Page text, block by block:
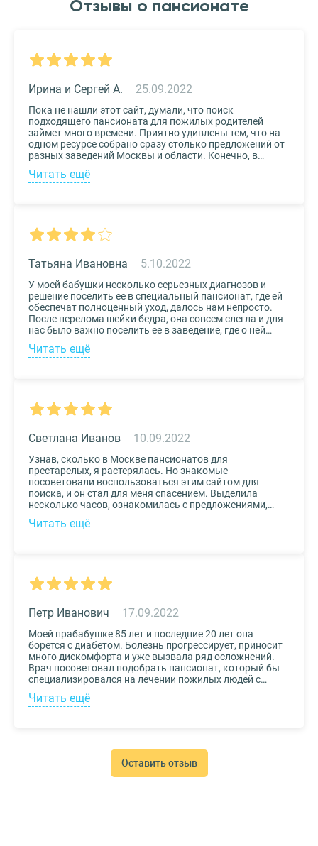
Отзывы о пансионате
25.09.2022
Ирина и Сергей А.
Пока не нашли этот сайт, думали, что поиск
подходящего пансионата для пожилых родителей
займет много времени. Приятно удивлены тем, что на
одном ресурсе собрано сразу столько предложений от
разных заведений Москвы и области. Конечно, в
приоритете был выбор по месту расположения –
хотелось бы, чтоб пансионат находился недалеко от
подробная, что определиться на наиболее подходящем
сервис!
Читать ещё
5.10.2022
Татьяна Ивановна
У моей бабушки несколько серьезных диагнозов и
решение поселить ее в специальный пансионат, где ей
обеспечат полноценный уход, далось нам непросто.
После перелома шейки бедра, она совсем слегла и для
нас было важно поселить ее в заведение, где о ней
будут заботиться круглосуточно. Остановили выбор
на реабилитационном центре Медвежьи Озера
Читать ещё
10.09.2022
Светлана Иванов
Узнав, сколько в Москве пансионатов для
престарелых, я растерялась. Но знакомые
посоветовали воспользоваться этим сайтом для
поиска, и он стал для меня спасением. Выделила
несколько часов, ознакомилась с предложениями,
доступными мне по цене и месту расположения и
выбрала два варианта. Связалась с администрацией
Читать ещё
17.09.2022
Петр Иванович
Моей прабабушке 85 лет и последние 20 лет она
борется с диабетом. Болезнь прогрессирует, приносит
много дискомфорта и уже вызвала ряд осложнений.
Врач посоветовал подобрать пансионат, который бы
специализировался на лечении пожилых людей с
диабетом. К выбору заведения подошли со всей
серьезностью, важно было, чтобы за прабабушкой
окружили заботой. Таким заведением оказался
пансионат для пожилых Опека. Находится в Москве, в
соседнем районе, поэтому проведывать дорогого нам
Читать ещё
Оставить отзыв